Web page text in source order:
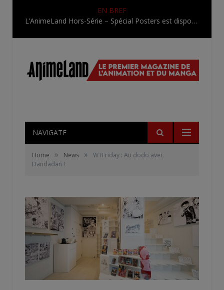
EN BREF
L’AnimeLand Hors-Série – Spécial Posters est disponible !
NAVIGATE
Home » News »
WTFriday : Au dodo avec
Dandadan !